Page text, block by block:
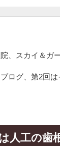
、スカイ＆ガ
ログ、第2回
人工の歯